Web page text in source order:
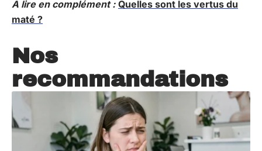
A lire en complément : Quelles sont les vertus du
maté ?
Nos
recommandations